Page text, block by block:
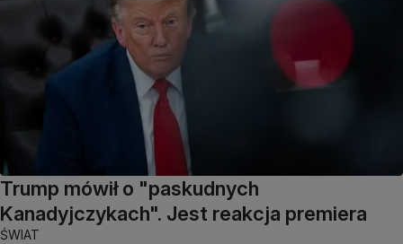
Trump mówił o "paskudnych
Kanadyjczykach". Jest reakcja premiera
ŚWIAT